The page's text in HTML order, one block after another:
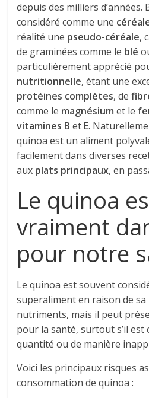
depuis des milliers d’années.
considéré comme une
réalité une pseudo-céréale,
de graminées comme le blé
particulièrement apprécié
nutritionnelle, étant une
protéines complètes, de
comme le magnésium et le
vitamines B et E.
quinoa est un aliment
facilement dans diverses
aux plats principaux, en
Le quinoa
vraiment
pour notre
Le quinoa est souvent
superaliment en raison de sa
nutriments, mais il peut
pour la santé, surtout s’il est
quantité ou de manière
Voici les principaux risques
consommation de quinoa :